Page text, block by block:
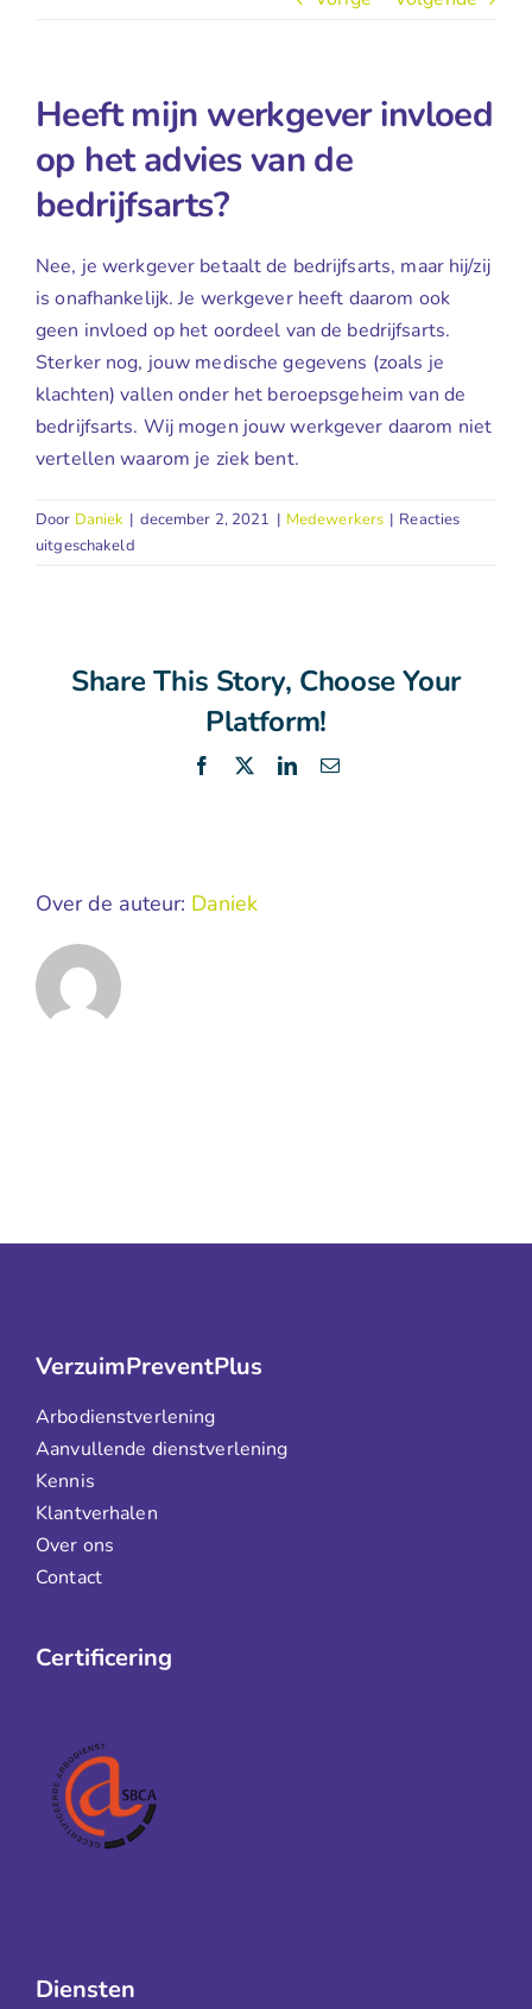
Heeft mijn werkgever invloed
op het advies van de
bedrijfsarts?
Nee, je werkgever betaalt de bedrijfsarts, maar hij/zij
is onafhankelijk. Je werkgever heeft daarom ook
geen invloed op het oordeel van de bedrijfsarts.
Sterker nog, jouw medische gegevens (zoals je
klachten) vallen onder het beroepsgeheim van de
bedrijfsarts. Wij mogen jouw werkgever daarom niet
vertellen waarom je ziek bent.
Door Daniek | december 2, 2021 | Medewerkers | Reacties
uitgeschakeldvoor
op
Share This Story, Choose Your
Platform!
Facebook LinkedIn
E-
Over de auteur: Daniek
VerzuimPreventPlus
Arbodienstverlening
Aanvullende dienstverlening
Kennis
Klantverhalen
Over ons
Contact
Certificering
Diensten